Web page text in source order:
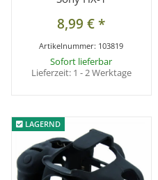
8,99 €*
Artikelnummer: 103819
Sofort lieferbar
Lieferzeit: 1 - 2 Werktage
LAGERND
LAGERND